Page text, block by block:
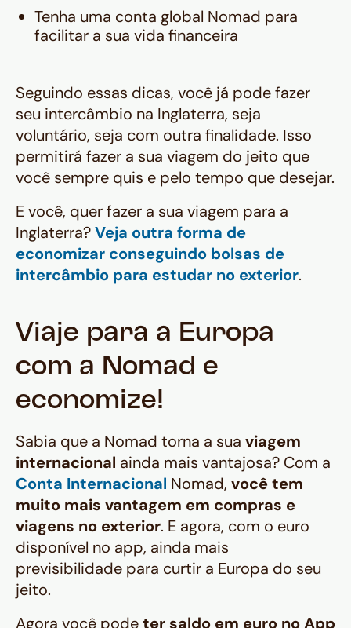
Tenha uma conta global Nomad para
facilitar a sua vida financeira
Seguindo essas dicas, você já pode fazer
seu intercâmbio na Inglaterra, seja
voluntário, seja com outra finalidade. Isso
permitirá fazer a sua viagem do jeito que
você sempre quis e pelo tempo que desejar.
E você, quer fazer a sua viagem para a
Inglaterra?Veja outra forma de
economizar conseguindo bolsas de
intercâmbio para estudar no exterior.
Viaje para a Europa
com a Nomad e
economize!
Sabia que a Nomad torna a sua viagem
internacional ainda mais vantajosa? Com a
Conta Internacional Nomad, você tem
muito mais vantagem em compras e
viagens no exterior. E agora, com o euro
disponível no app, ainda mais
previsibilidade para curtir a Europa do seu
jeito.
Agora você podeter saldo em euro no App